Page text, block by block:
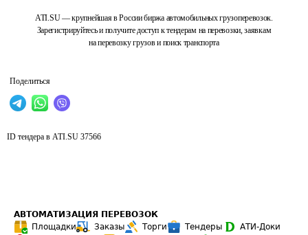
ATI.SU — крупнейшая в России биржа автомобильных грузоперевозок.
Зарегистрируйтесь и получите доступ к тендерам на перевозки, заявкам
на перевозку грузов и поиск транспорта
Поделиться
ID тендера в ATI.SU 37566
АВТОМАТИЗАЦИЯ ПЕРЕВОЗОК
Площадки
Заказы Торги Тендеры
АТИ-Доки